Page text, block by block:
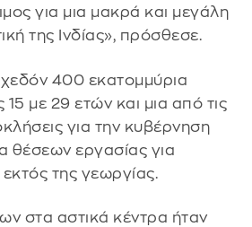
για μια μακρά και μεγάλη
της Ινδίας», πρόσθεσε.
400 εκατομμύρια
15 με 29 ετών και μια από τις
για την κυβέρνηση
θέσεων εργασίας για
της γεωργίας.
στα αστικά κέντρα ήταν